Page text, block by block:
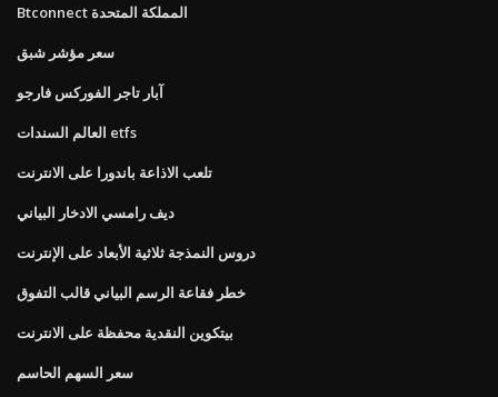
Btconnect المملكة المتحدة
سعر مؤشر شبق
آبار تاجر الفوركس فارجو
العالم السندات etfs
تلعب الاذاعة باندورا على الانترنت
ديف رامسي الادخار البياني
دروس النمذجة ثلاثية الأبعاد على الإنترنت
خطر فقاعة الرسم البياني قالب التفوق
بيتكوين النقدية محفظة على الانترنت
سعر السهم الحاسم